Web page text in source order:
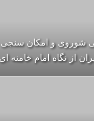
شوروی و امکان سنجی
از نگاه امام خامنه ای